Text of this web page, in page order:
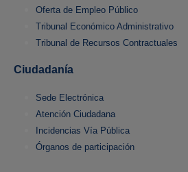
Oferta de Empleo Público
Tribunal Económico Administrativo
Tribunal de Recursos Contractuales
Ciudadanía
Sede Electrónica
Atención Ciudadana
Incidencias Vía Pública
Órganos de participación